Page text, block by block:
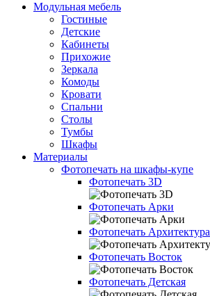
Модульная мебель
Гостиные
Детские
Кабинеты
Прихожие
Зеркала
Комоды
Кровати
Спальни
Столы
Тумбы
Шкафы
Материалы
Фотопечать на шкафы-купе
Фотопечать 3D
Фотопечать Арки
Фотопечать Архитектура
Фотопечать Восток
Фотопечать Детская